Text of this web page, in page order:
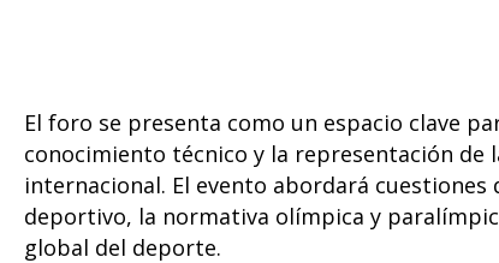
El foro se presenta como un espacio clave
conocimiento técnico y la representación
internacional. El evento abordará
deportivo, la normativa olímpica y
global del deporte.